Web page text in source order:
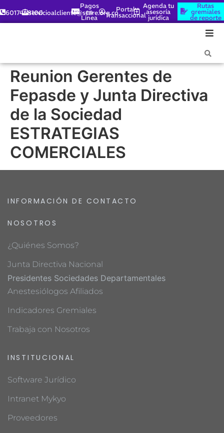
6017448100servicioalcliente@scare.org.co
Pagos
en
Línea
Portal
Transaccional
Agenda tu
asesoría
jurídica
Rutas
gremiales
de reporte
Reunion Gerentes de
Fepasde y Junta Directiva
de la Sociedad
ESTRATEGIAS
COMERCIALES
INFORMACIÓN DE CONTACTO
NOSOTROS
¿Quiénes Somos?
Junta Directiva Nacional
Presidentes Sociedades Departamentales
Anestesiólogos Afiliados
Indicadores Gremiales
Trabaja con Nosotros
INSTITUCIONAL
Software Jurídico
Intranet Mykyo
Proveedores